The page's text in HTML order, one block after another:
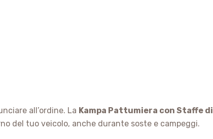
all’ordine. La Kampa Pattumiera con Staffe di
del tuo veicolo, anche durante soste e campeggi.